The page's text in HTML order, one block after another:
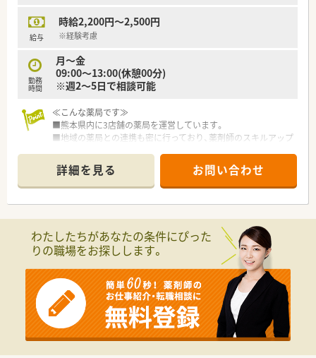
給与
時給2,200円～2,500円
※経験考慮
勤務
時間
月～金
09:00～13:00(休憩00分)
※週2～5日で相談可能
≪こんな薬局です≫
■熊本県内に3店舗の薬局を運営しています。
■地域の薬局との連携も密に行っており、薬剤師のスキルアップ
■今後は新規出店の予定もあり、独立支援も行う会社です。
＜こんな店舗です＞
■病院門前で整形外科・内科を中心に複数科目を応需していま
■1日60枚程の処方箋を薬剤師2名で対応しています。
■薬剤師会への関わりも積極的で、スキルアップも可能な環境で
す。
詳細を見る お問い合わせ
わたしたちがあなたの条件にぴった
りの職場をお探しします。